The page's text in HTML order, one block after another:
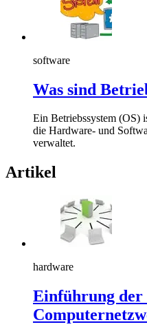
software
Was sind
Ein Betriebssystem (OS)
die Hardware- und
verwaltet.
Artikel
hardware
Einführung